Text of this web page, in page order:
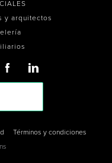
y arquitectos
Términos y condiciones